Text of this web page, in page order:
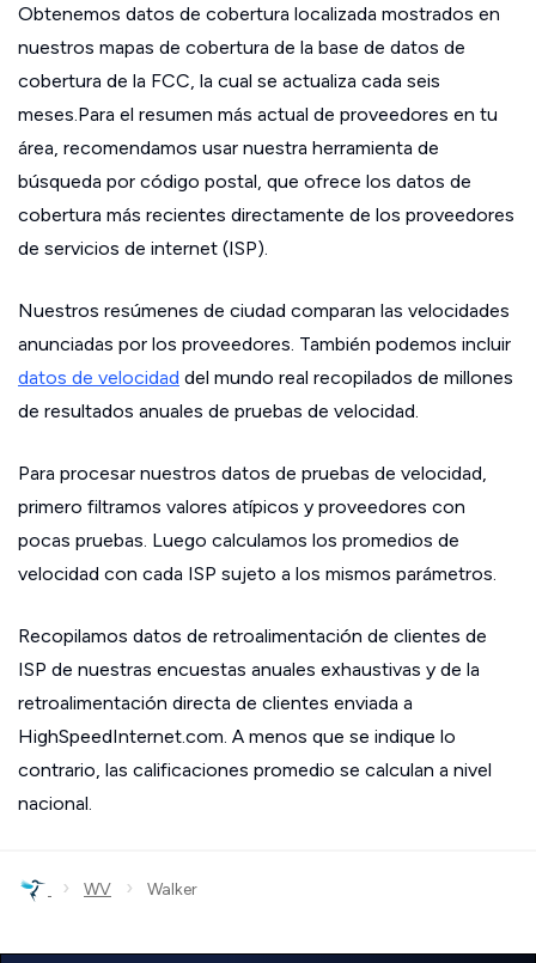
Obtenemos datos de cobertura localizada mostrados en
nuestros mapas de cobertura de la base de datos de
cobertura de la FCC, la cual se actualiza cada seis
meses.Para el resumen más actual de proveedores en tu
área, recomendamos usar nuestra herramienta de
búsqueda por código postal, que ofrece los datos de
cobertura más recientes directamente de los proveedores
de servicios de internet (ISP).
Nuestros resúmenes de ciudad comparan las velocidades
anunciadas por los proveedores. También podemos incluir
datos de velocidad del mundo real recopilados de millones
de resultados anuales de pruebas de velocidad.
Para procesar nuestros datos de pruebas de velocidad,
primero filtramos valores atípicos y proveedores con
pocas pruebas. Luego calculamos los promedios de
velocidad con cada ISP sujeto a los mismos parámetros.
Recopilamos datos de retroalimentación de clientes de
ISP de nuestras encuestas anuales exhaustivas y de la
retroalimentación directa de clientes enviada a
HighSpeedInternet.com. A menos que se indique lo
contrario, las calificaciones promedio se calculan a nivel
nacional.
› WV › Walker